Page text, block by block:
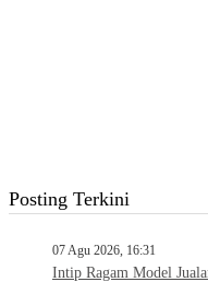
Posting Terkini
07 Agu 2026, 16:31
Intip Ragam Model